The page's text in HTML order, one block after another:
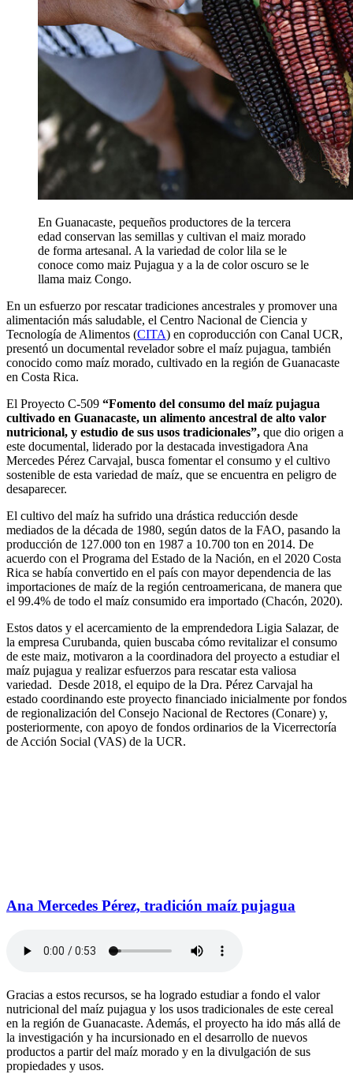
En Guanacaste, pequeños productores de la tercera
edad conservan las semillas y cultivan el maiz morado
de forma artesanal. A la variedad de color lila se le
conoce como maiz Pujagua y a la de color oscuro se le
llama maiz Congo.
En un esfuerzo por rescatar tradiciones ancestrales y promover una
alimentación más saludable, el Centro Nacional de Ciencia y
Tecnología de Alimentos (CITA) en coproducción con Canal UCR,
presentó un documental revelador sobre el maíz pujagua, también
conocido como maíz morado, cultivado en la región de Guanacaste
en Costa Rica.
El Proyecto C-509 “Fomento del consumo del maíz pujagua
cultivado en Guanacaste, un alimento ancestral de alto valor
nutricional, y estudio de sus usos tradicionales”, que dio origen a
este documental, liderado por la destacada investigadora Ana
Mercedes Pérez Carvajal, busca fomentar el consumo y el cultivo
sostenible de esta variedad de maíz, que se encuentra en peligro de
desaparecer.
El cultivo del maíz ha sufrido una drástica reducción desde
mediados de la década de 1980, según datos de la FAO, pasando la
producción de 127.000 ton en 1987 a 10.700 ton en 2014. De
acuerdo con el Programa del Estado de la Nación, en el 2020 Costa
Rica se había convertido en el país con mayor dependencia de las
importaciones de maíz de la región centroamericana, de manera que
el 99.4% de todo el maíz consumido era importado (Chacón, 2020).
Estos datos y el acercamiento de la emprendedora Ligia Salazar, de
la empresa Curubanda, quien buscaba cómo revitalizar el consumo
de este maiz, motivaron a la coordinadora del proyecto a estudiar el
maíz pujagua y realizar esfuerzos para rescatar esta valiosa
variedad. Desde 2018, el equipo de la Dra. Pérez Carvajal ha
estado coordinando este proyecto financiado inicialmente por fondos
de regionalización del Consejo Nacional de Rectores (Conare) y,
posteriormente, con apoyo de fondos ordinarios de la Vicerrectoría
de Acción Social (VAS) de la UCR.
Ana Mercedes Pérez, tradición maíz pujagua
Gracias a estos recursos, se ha logrado estudiar a fondo el valor
nutricional del maíz pujagua y los usos tradicionales de este cereal
en la región de Guanacaste. Además, el proyecto ha ido más allá de
la investigación y ha incursionado en el desarrollo de nuevos
productos a partir del maíz morado y en la divulgación de sus
propiedades y usos.